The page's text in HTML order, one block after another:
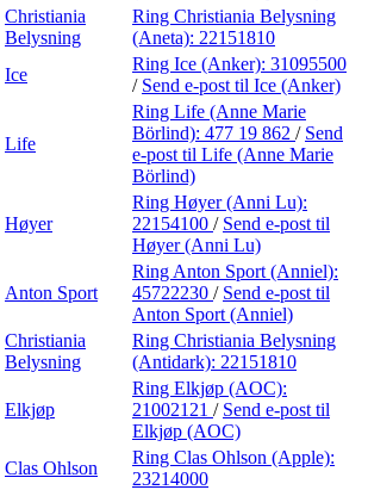
Christiania
Belysning
Ring Christiania Belysning
(Aneta): 22151810
Ice
Ring Ice (Anker): 31095500
/ Send e-post til Ice (Anker)
Life
Ring Life (Anne Marie
Börlind): 477 19 862 / Send
e-post til Life (Anne Marie
Börlind)
Høyer
Ring Høyer (Anni Lu):
22154100 / Send e-post til
Høyer (Anni Lu)
Anton Sport
Ring Anton Sport (Anniel):
45722230 / Send e-post til
Anton Sport (Anniel)
Christiania
Belysning
Ring Christiania Belysning
(Antidark): 22151810
Elkjøp
Ring Elkjøp (AOC):
21002121 / Send e-post til
Elkjøp (AOC)
Clas Ohlson
Ring Clas Ohlson (Apple):
23214000